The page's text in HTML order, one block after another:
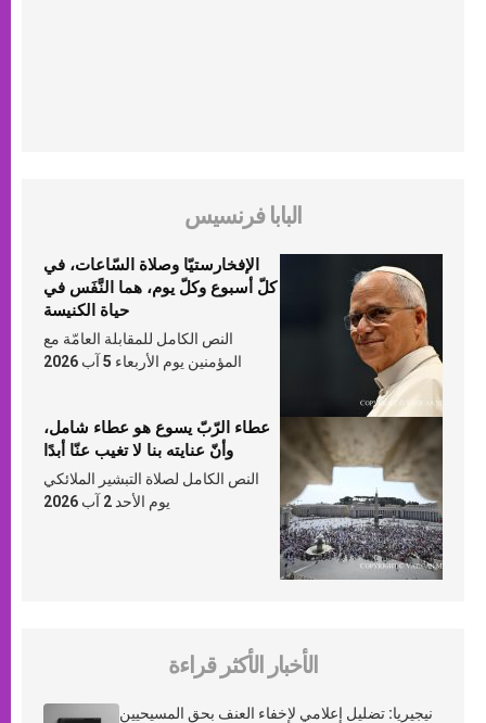
البابا فرنسيس
الإفخارستيّا وصلاة السّاعات، في
كلّ أسبوع وكلّ يوم، هما النَّفَس في
حياة الكنيسة
النص الكامل للمقابلة العامّة مع
المؤمنين يوم الأربعاء 5 آب 2026
عطاء الرّبّ يسوع هو عطاء شامل،
وأنّ عنايته بنا لا تغيب عنّا أبدًا
النص الكامل لصلاة التبشير الملائكي
يوم الأحد 2 آب 2026
الأخبار الأكثر قراءة
نيجيريا: تضليل إعلامي لإخفاء العنف بحق المسيحيين